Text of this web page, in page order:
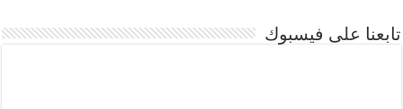
تابعنا على فيسبوك